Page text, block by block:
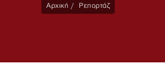
Αρχική Ρεπορτάζ